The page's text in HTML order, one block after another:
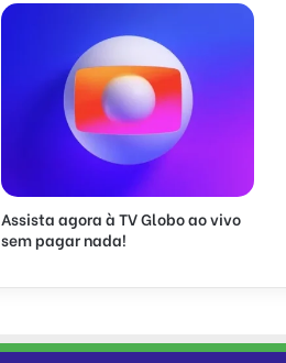
Assista agora à TV Globo ao vivo
sem pagar nada!